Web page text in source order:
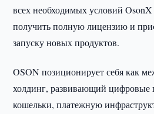
всех необходимых условий
получить полную лицензию и
запуску новых продуктов.
OSON позиционирует себя как
холдинг, развивающий цифровые
кошельки, платежную